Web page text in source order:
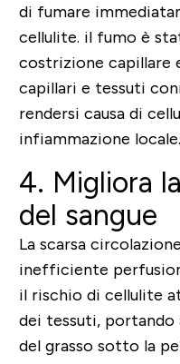
di fumare
cellulite. il fumo è
costrizione capillare
capillari e tessuti
rendersi causa di
infiammazione locale.
4. Migliora
del sangue
La scarsa
inefficiente
il rischio di cellulite
dei tessuti, portando
del grasso sotto la